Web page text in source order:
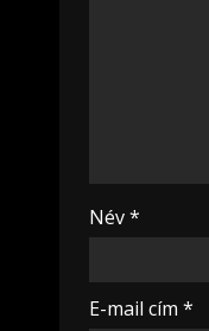
Név*
E-mail cím *